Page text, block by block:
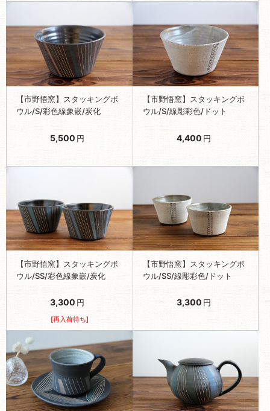
【市野悟窯】スタッキングボ
ウル/S/彩色線象嵌/炭化
5,500 円
【市野悟窯】スタッキングボ
ウル/S/線彫彩色/ドット
4,400 円
【市野悟窯】スタッキングボ
ウル/SS/彩色線象嵌/炭化
3,300 円
[再入荷待ち]
【市野悟窯】スタッキングボ
ウル/SS/線彫彩色/ドット
3,300 円